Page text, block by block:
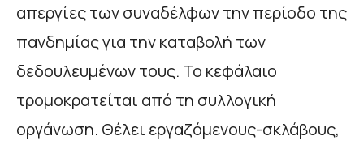
απεργίες των συναδέλφων την περίοδο της
πανδημίας για την καταβολή των
δεδουλευμένων τους. Το κεφάλαιο
τρομοκρατείται από τη συλλογική
οργάνωση. Θέλει εργαζόμενους-σκλάβους,